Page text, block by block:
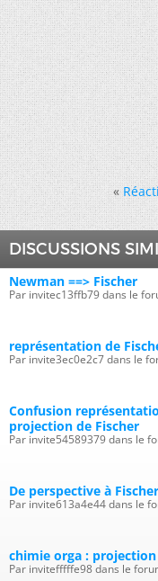
«
DISCUSSIONS
Newman ==> Fischer
Par invitec13ffb79 dans le
représentation de
Par invite3ec0e2c7 dans le
Confusion
projection de Fischer
Par invite54589379 dans le
De perspective à Fischer
Par invite613a4e44 dans le
chimie orga :
Par invitefffffe98 dans le